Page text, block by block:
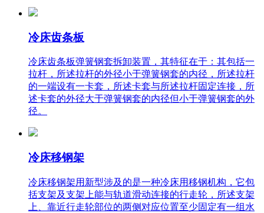
冷床齿条板
冷床齿条板弹簧钢套拆卸装置，其特征在于：其包括一
拉杆，所述拉杆的外径小于弹簧钢套的内径，所述拉杆
的一端设有一卡套，所述卡套与所述拉杆固定连接，所
述卡套的外径大于弹簧钢套的内径但小于弹簧钢套的外
径。
冷床移钢架
冷床移钢架用新型涉及的是一种冷床用移钢机构，它包
括支架及支架上能与轨道滑动连接的行走轮，所述支架
上、靠近行走轮部位的两侧对应位置至少固定有一组水